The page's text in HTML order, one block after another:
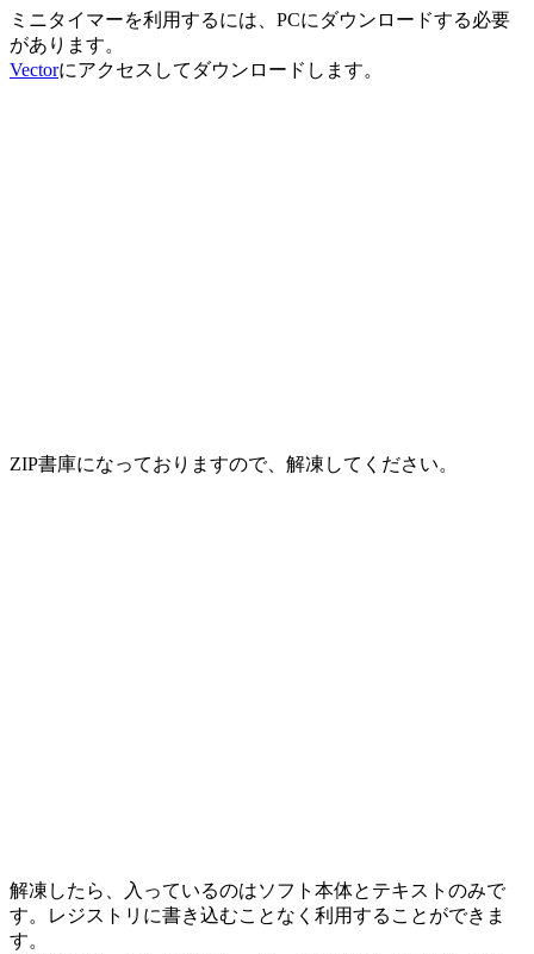
ミニタイマーを利用するには、PCにダウンロードする必要
があります。
Vectorにアクセスしてダウンロードします。
ZIP書庫になっておりますので、解凍してください。
解凍したら、入っているのはソフト本体とテキストのみで
す。レジストリに書き込むことなく利用することができま
す。